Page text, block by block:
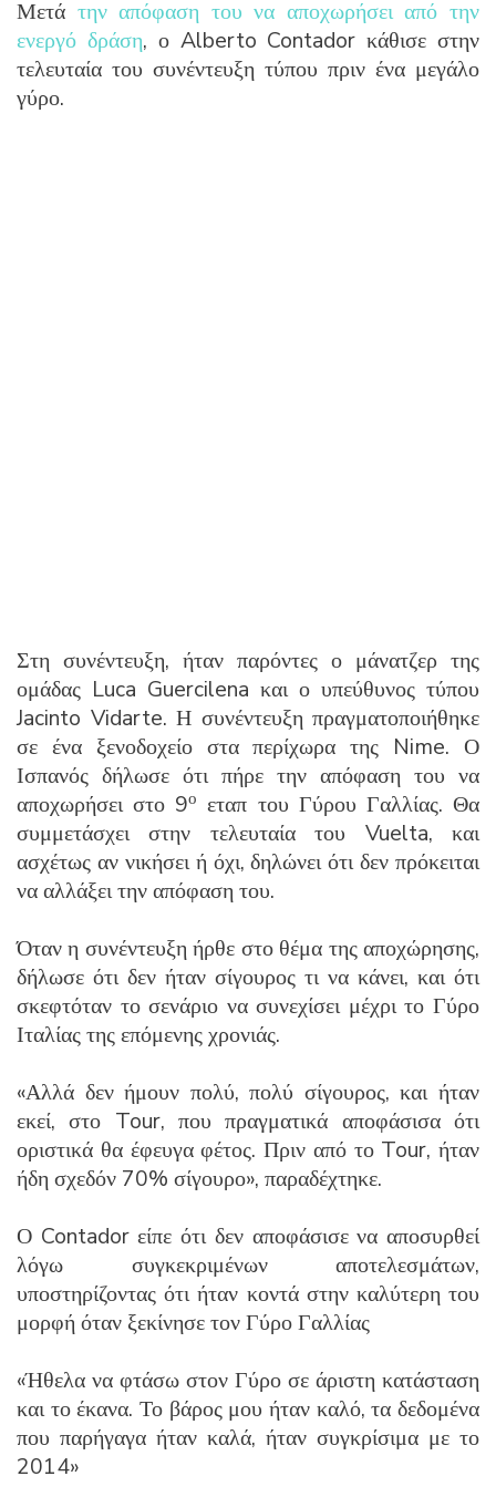
Μετά την απόφαση του να αποχωρήσει από την
ενεργό δράση, ο Alberto Contador κάθισε στην
τελευταία του συνέντευξη τύπου πριν ένα μεγάλο
γύρο.
Στη συνέντευξη, ήταν παρόντες ο μάνατζερ της
ομάδας Luca Guercilena και ο υπεύθυνος τύπου
Jacinto Vidarte. Η συνέντευξη πραγματοποιήθηκε
σε ένα ξενοδοχείο στα περίχωρα της Nime. Ο
Ισπανός δήλωσε ότι πήρε την απόφαση του να
αποχωρήσει στο 9ο εταπ του Γύρου Γαλλίας. Θα
συμμετάσχει στην τελευταία του Vuelta, και
ασχέτως αν νικήσει ή όχι, δηλώνει ότι δεν πρόκειται
να αλλάξει την απόφαση του.
Όταν η συνέντευξη ήρθε στο θέμα της αποχώρησης,
δήλωσε ότι δεν ήταν σίγουρος τι να κάνει, και ότι
σκεφτόταν το σενάριο να συνεχίσει μέχρι το Γύρο
Ιταλίας της επόμενης χρονιάς.
«Αλλά δεν ήμουν πολύ, πολύ σίγουρος, και ήταν
εκεί, στο Tour, που πραγματικά αποφάσισα ότι
οριστικά θα έφευγα φέτος. Πριν από το Tour, ήταν
ήδη σχεδόν 70% σίγουρο», παραδέχτηκε.
Ο Contador είπε ότι δεν αποφάσισε να αποσυρθεί
λόγω συγκεκριμένων αποτελεσμάτων,
υποστηρίζοντας ότι ήταν κοντά στην καλύτερη του
μορφή όταν ξεκίνησε τον Γύρο Γαλλίας
«Ήθελα να φτάσω στον Γύρο σε άριστη κατάσταση
και το έκανα. Το βάρος μου ήταν καλό, τα δεδομένα
που παρήγαγα ήταν καλά, ήταν συγκρίσιμα με το
2014»